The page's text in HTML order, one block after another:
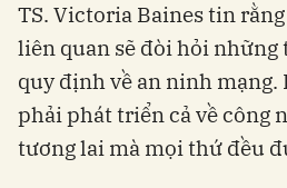
TS. Victoria Baines tin
liên quan sẽ đòi hỏi
quy định về an ninh mạng.
phải phát triển cả về công
tương lai mà mọi thứ đều